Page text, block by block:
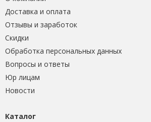
Доставка и оплата
Отзывы и заработок
Скидки
Обработка персональных данных
Вопросы и ответы
Юр лицам
Новости
Каталог